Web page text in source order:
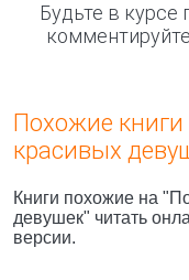
Будьте в
Похожие книги
красивых
Книги похожие на
девушек" читать
версии.